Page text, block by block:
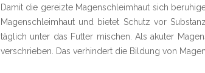
Damit die gereizte Magenschleimhaut sich
Magenschleimhaut und bietet Schutz vor
täglich unter das Futter mischen. Als akuter
verschrieben. Das verhindert die Bildung von